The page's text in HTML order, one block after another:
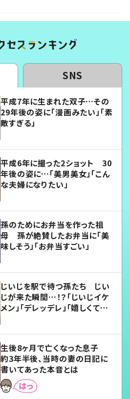
SNS
平成7年に生まれた双子…その
29年後の姿に「漫画みたい」「素
敵すぎる」
平成6年に撮った2ショット 30
年後の姿に…「美男美女」「こん
な夫婦になりたい」
孫のためにお弁当を作った祖
母 孫が絶賛したお弁当に「美
味しそう」「お弁当すごい」
じいじを駅で待つ孫たち じい
じが来た瞬間…！？「じいじイケ
メン」「デレッデレ」「嬉しくて可
生後8ヶ月で亡くなった息子
約3年半後、当時の妻の日記に
書いてあった本音とは